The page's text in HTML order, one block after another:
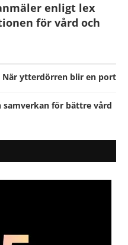
enligt lex
för vård och
När ytterdörren blir en port
samverkan för bättre vård